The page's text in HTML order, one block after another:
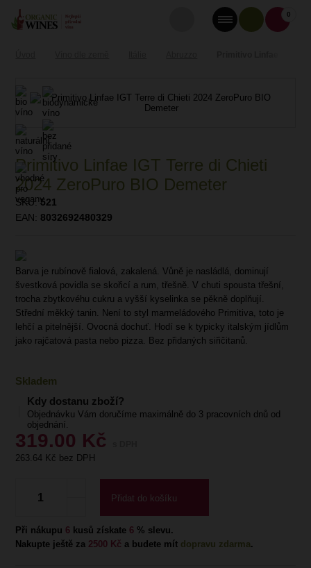
0
Primitivo Linfae IGT Terre di Chieti
2024 ZeroPuro BIO Demeter
SKU:521
EAN: 8032692480329
Barva je rubínově fialová, zakalená. Vůně je nasládlá, dominují
švestková povidla se skořicí a rum, třešně. V chuti spousta třešní,
trocha zbytkovéhu cukru a vyšší kyselinka se pěkně doplňují.
Střední měkký tanin. Není to styl marmeládového Primitiva, toto je
lehčí a pitelnější. Ovocná dochuť. Hodí se k typicky italským jídlům
jako rajčatová pasta nebo pizza. Bez přidaných siřičitanů.
Skladem
Kdy dostanu zboží?
Objednávku Vám doručíme maximálně do 3 pracovních dnů od
objednání.
319.00 Kč
263.64 Kč bez DPH
Přidat do košíku
Při nákupu 6 kusů získate 6 % slevu.
Nakupte ještě za 2500 Kč a budete mít dopravu zdarma.